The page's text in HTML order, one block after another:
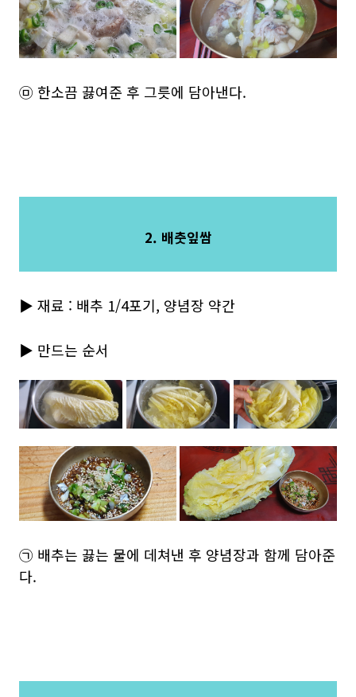
㉤ 한소끔 끓여준 후 그릇에 담아낸다.
2. 배춧잎쌈
▶ 재료 : 배추 1/4포기, 양념장 약간
▶ 만드는 순서
㉠ 배추는 끓는 물에 데쳐낸 후 양념장과 함께 담아준
다.